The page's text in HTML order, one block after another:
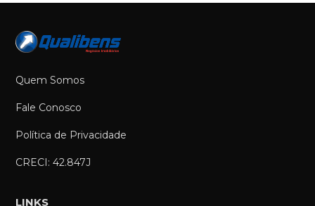
Quem Somos
Fale Conosco
Política de Privacidade
CRECI: 42.847J
LINKS